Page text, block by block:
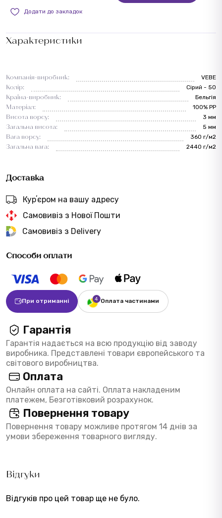
Характеристики
Компанія-виробник:
VEBE
Колір:
Сірий - 50
Країна-виробник:
Бельгія
Матеріал:
100% PP
Висота ворсу:
3 мм
Загальна висота:
5 мм
Вага ворсу:
360 г/м2
Загальна вага:
2440 г/м2
Доставка
Курʼєром на вашу адресу
Самовивіз з Нової Пошти
Самовивіз з Delivery
Способи оплати
При отриманні Оплата частинами
Гарантія
Гарантія надається на всю продукцію від заводу
виробника. Представлені товари європейського та
світового виробництва.
Оплата
Онлайн оплата на сайті. Оплата накладеним
платежем, Безготівковий розрахунок.
Повернення товару
Повернення товару можливе протягом 14 днів за
умови збереження товарного вигляду.
Додати до закладок
Відгуки
Відгуків про цей товар ще не було.